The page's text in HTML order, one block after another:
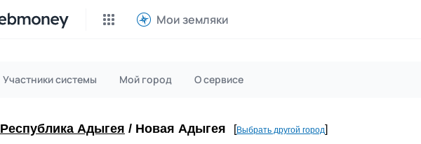
Мои земляки
P2P обмен
CashBox Files
Участники системы Мой город О сервисе
Республика Адыгея / Новая Адыгея [Выбрать другой город]